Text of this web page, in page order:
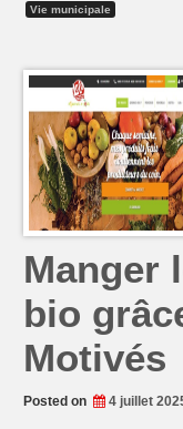
Vie municipale
Manger
bio
Motivés
Posted on 4 juillet